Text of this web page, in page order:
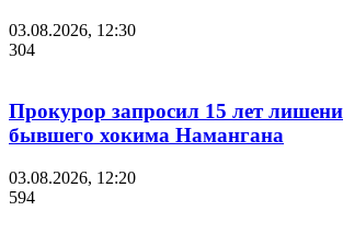
03.08.2026, 12:30
304
Прокурор запросил 15 лет
бывшего хокима Намангана
03.08.2026, 12:20
594